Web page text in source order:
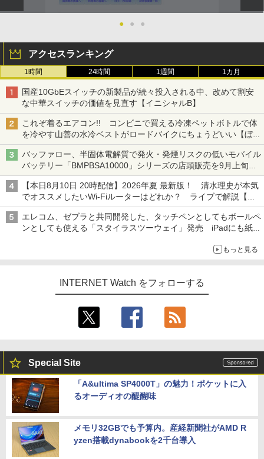
● ● ●
アクセスランキング
1時間 24時間 1週間 1カ月
国産10GbEスイッチの新製品が続々投入される中、改めて割安
な中華スイッチの価値を見直す【イニシャルB】
これぞ着るエアコン!! コンビニで買える冷凍ペットボトルで体
を冷やす山善の水冷ベストがロードバイクにちょうどいい【ぼっ
ち・ざ・ろーど！その14】【空いた時間でなにしてる？】
バッファロー、半固体電解質で発火・発煙リスクの低いモバイル
バッテリー「BMPBSA10000」シリーズの店頭販売を9月上旬に
開始
【本日8月10日 20時配信】2026年夏 最新版！ 清水理史が本気
でオススメしたいWi-Fiルーターはどれか？ ライブで解説【清
水理史の「イニシャルB」チャンネル】
エレコム、ゼブラと共同開発した、タッチペンとしてもボールペ
ンとしても使える「スタイラスツーウェイ」発売 iPadにも紙に
もっと見る
INTERNET Watch をフォローする
Special Site
「A&ultima SP4000T」の魅力！ポケットに入
るオーディオの醍醐味
メモリ32GBでも予算内。産経新聞社がAMD R
yzen搭載dynabookを2千台導入